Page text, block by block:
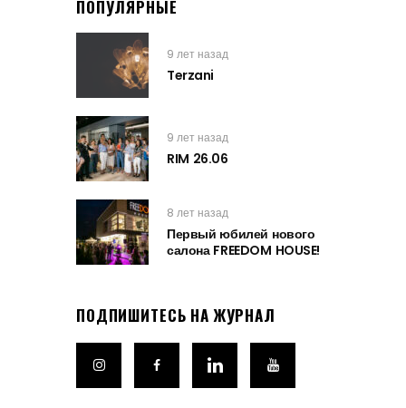
ПОПУЛЯРНЫЕ
9 лет назад
Terzani
9 лет назад
RIM 26.06
8 лет назад
Первый юбилей нового
салона FREEDOM HOUSE!
ПОДПИШИТЕСЬ НА ЖУРНАЛ